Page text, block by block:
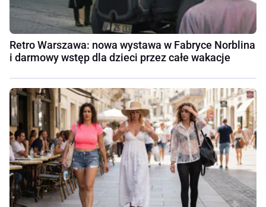
Retro Warszawa: nowa wystawa w Fabryce Norblina
i darmowy wstęp dla dzieci przez całe wakacje